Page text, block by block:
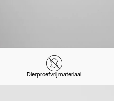
Dierproefvrij materiaal